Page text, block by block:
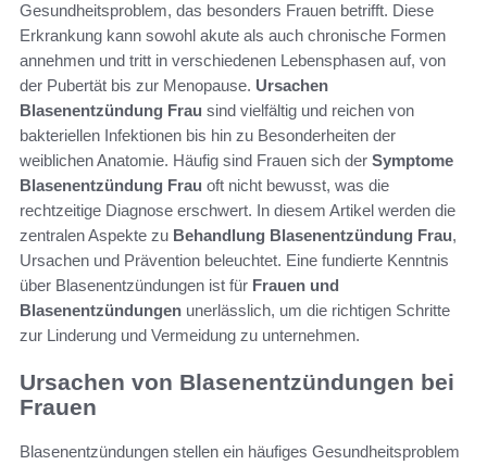
Gesundheitsproblem, das besonders Frauen betrifft. Diese
Erkrankung kann sowohl akute als auch chronische Formen
annehmen und tritt in verschiedenen Lebensphasen auf, von
der Pubertät bis zur Menopause. Ursachen
Blasenentzündung Frau sind vielfältig und reichen von
bakteriellen Infektionen bis hin zu Besonderheiten der
weiblichen Anatomie. Häufig sind Frauen sich der Symptome
Blasenentzündung Frau oft nicht bewusst, was die
rechtzeitige Diagnose erschwert. In diesem Artikel werden die
zentralen Aspekte zu Behandlung Blasenentzündung Frau,
Ursachen und Prävention beleuchtet. Eine fundierte Kenntnis
über Blasenentzündungen ist für Frauen und
Blasenentzündungen unerlässlich, um die richtigen Schritte
zur Linderung und Vermeidung zu unternehmen.
Ursachen von Blasenentzündungen bei
Frauen
Blasenentzündungen stellen ein häufiges Gesundheitsproblem